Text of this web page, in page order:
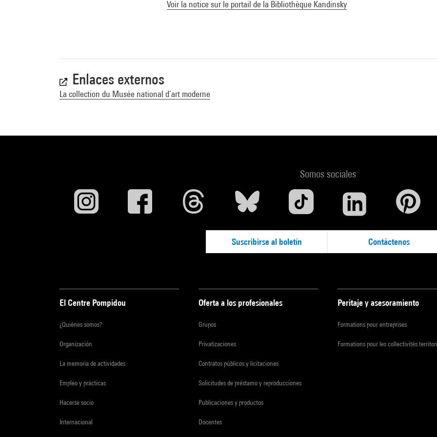
Voir la notice sur le portail de la Bibliothèque Kandinsky
Enlaces externos
La collection du Musée national d’art moderne
Somos sociales
Suscribirse al boletín Contáctenos
El Centre Pompidou
¿Quiénes somos?
Organización
La memoria de actividades
Empleo y prácticas
Hacerse socio
Internacional
Oferta a los profesionales
Grupos
Privatizaciones
Contratos públicos y licitaciones
Solicitudes de préstamo y reproducciones
Publicaciones y productos
Docentes
Peritaje y asesoramiento
Formations pour entreprises
Formations pour les collectivités